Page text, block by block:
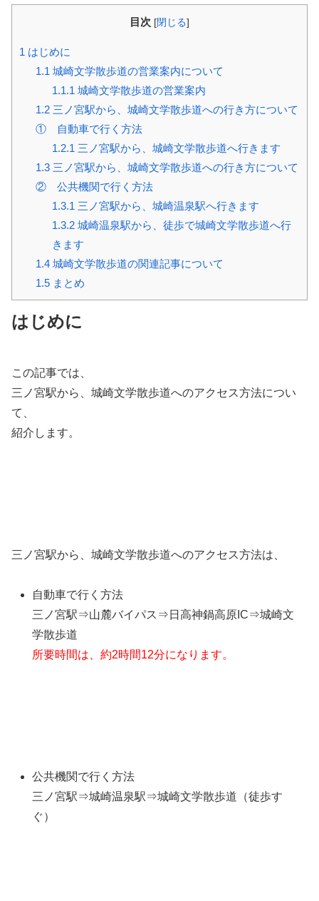
目次 [閉じる]
1 はじめに
1.1 城崎文学散歩道の営業案内について
1.1.1 城崎文学散歩道の営業案内
1.2三ノ宮駅から、城崎文学散歩道への行き方について
① 自動車で行く方法
1.2.1 三ノ宮駅から、城崎文学散歩道へ行きます
1.3三ノ宮駅から、城崎文学散歩道への行き方について
② 公共機関で行く方法
1.3.1 三ノ宮駅から、城崎温泉駅へ行きます
1.3.2城崎温泉駅から、徒歩で城崎文学散歩道へ行
きます
1.4城崎文学散歩道の関連記事について
1.5まとめ
はじめに
この記事では、
三ノ宮駅から、城崎文学散歩道へのアクセス方法につい
て、
紹介します。
三ノ宮駅から、城崎文学散歩道へのアクセス方法は、
自動車で行く方法
三ノ宮駅⇒山麓バイパス⇒日高神鍋高原IC⇒城崎文
学散歩道
所要時間は、約2時間12分になります。
公共機関で行く方法
三ノ宮駅⇒城崎温泉駅⇒城崎文学散歩道（徒歩す
ぐ）